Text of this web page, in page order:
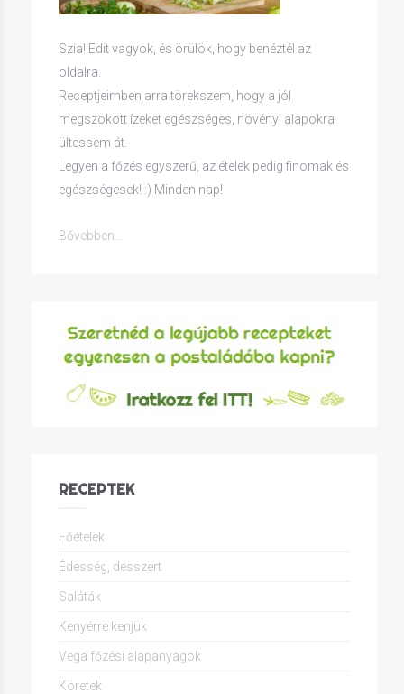
Szia! Edit vagyok, és örülök, hogy benéztél az
oldalra.
Receptjeimben arra törekszem, hogy a jól
megszokott ízeket egészséges, növényi alapokra
ültessem át.
Legyen a főzés egyszerű, az ételek pedig finomak és
egészségesek! :) Minden nap!
Bővebben...
RECEPTEK
Főételek
Édesség, desszert
Saláták
Kenyérre kenjük
Vega főzési alapanyagok
Köretek